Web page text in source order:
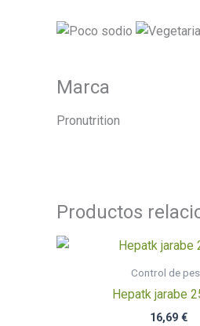
Marca
Pronutrition
Productos
Control de
Hepatk jarabe
16,69 €